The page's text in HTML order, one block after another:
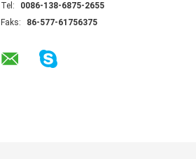
Tel:
0086-138-6875-2655
Faks:
86-577-61756375